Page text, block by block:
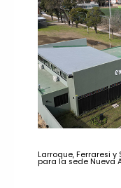
Larroque, Ferraresi
para la sede Nueva